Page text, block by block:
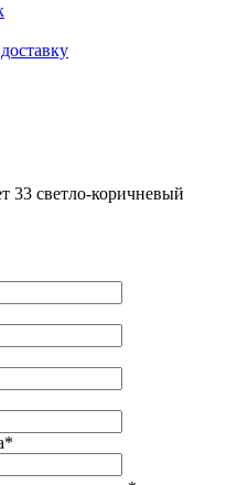
33 светло-коричневый
*